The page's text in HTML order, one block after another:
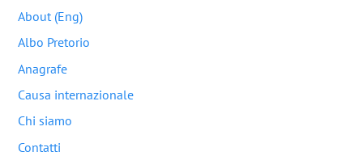
About (Eng)
Albo Pretorio
Anagrafe
Causa internazionale
Chi siamo
Contatti